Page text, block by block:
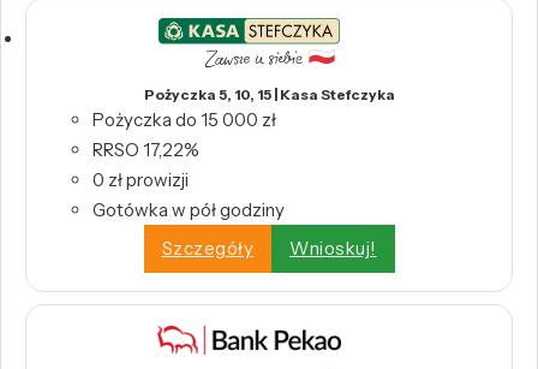
Pożyczka 5, 10, 15 | Kasa Stefczyka
Pożyczka do 15 000 zł
RRSO 17,22%
0 zł prowizji
Gotówka w pół godziny
Szczegóły
Wnioskuj!